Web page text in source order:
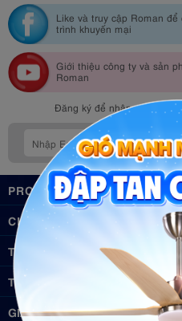
Like và truy cập Roman
trình khuyến mại
Giới thiệu công ty và sản
Roman
Đăng ký để nhận những
PROJECT
CHIẾU SÁNG - LED
THIẾT BỊ ĐIỆN
THIẾT BỊ GIA DỤNG
GIẢI PHÁP CHIẾU SÁNG